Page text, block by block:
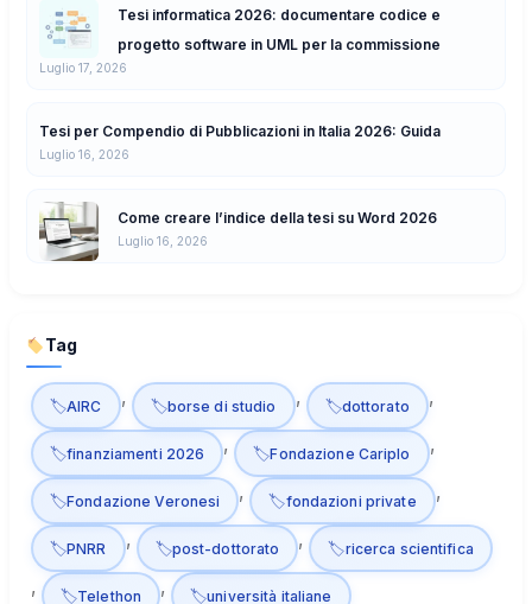
Tesi informatica 2026: documentare codice e
progetto software in UML per la commissione
Luglio 17, 2026
Tesi per Compendio di Pubblicazioni in Italia 2026: Guida
Luglio 16, 2026
Come creare l’indice della tesi su Word 2026
Luglio 16, 2026
Tag
AIRC , borse di studio , dottorato ,
finanziamenti 2026 , Fondazione Cariplo ,
Fondazione Veronesi , fondazioni private ,
PNRR , post-dottorato , ricerca scientifica
, Telethon , università italiane